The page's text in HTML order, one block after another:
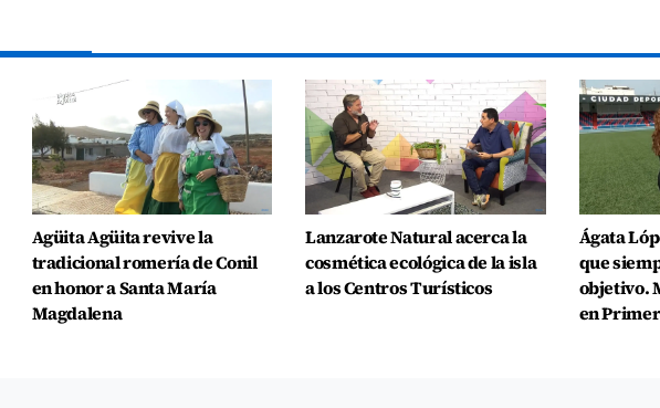
Agüita Agüita revive la
tradicional romería de Conil
en honor a Santa María
Magdalena
Lanzarote Natural acerca la
cosmética ecológica de la isla
a los Centros Turísticos
Ágata
que
objetivo.
en